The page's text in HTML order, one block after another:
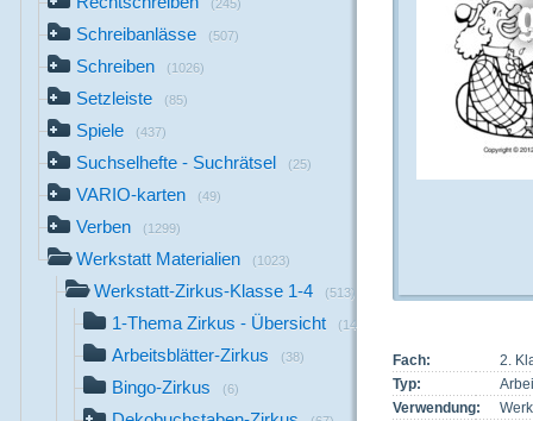
(245)
Schreibanlässe (507)
Schreiben (1026)
Setzleiste (85)
Spiele (437)
Suchselhefte - Suchrätsel (25)
VARIO-karten (49)
Verben (1299)
Werkstatt Materialien (1023)
Werkstatt-Zirkus-Klasse 1-4 (513)
1-Thema Zirkus - Übersicht (14)
Arbeitsblätter-Zirkus (38)
Bingo-Zirkus (6)
Fach:
2.
Typ:
Verwendung: